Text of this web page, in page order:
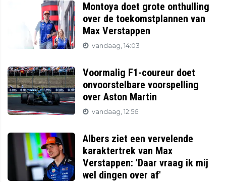
Montoya doet grote onthulling
over de toekomstplannen van
Max Verstappen
vandaag, 14:03
Voormalig F1-coureur doet
onvoorstelbare voorspelling
over Aston Martin
vandaag, 12:56
Albers ziet een vervelende
karaktertrek van Max
Verstappen: 'Daar vraag ik mij
wel dingen over af'